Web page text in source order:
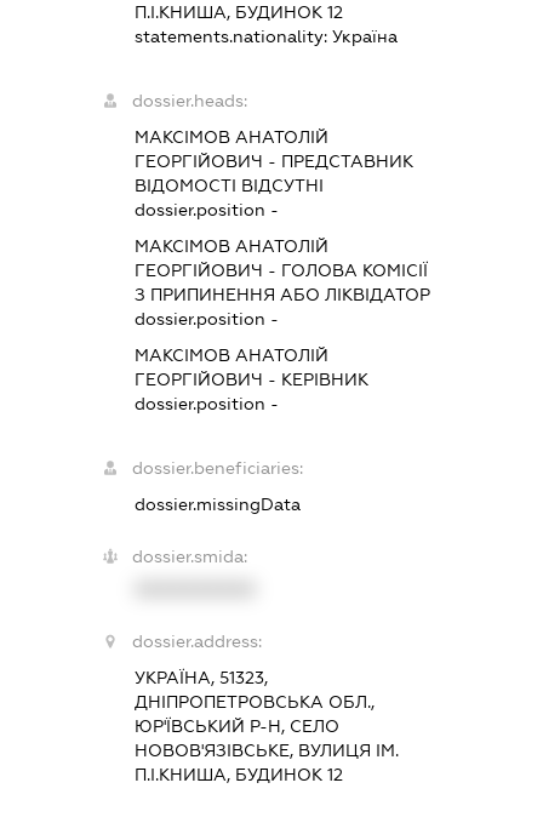
П.І.КНИША, БУДИНОК 12
statements.nationality: Україна
dossier.heads:
МАКСІМОВ АНАТОЛІЙ
ГЕОРГІЙОВИЧ - ПРЕДСТАВНИК
ВІДОМОСТІ ВІДСУТНІ
dossier.position -
МАКСІМОВ АНАТОЛІЙ
ГЕОРГІЙОВИЧ - ГОЛОВА КОМІСІЇ
З ПРИПИНЕННЯ АБО ЛІКВІДАТОР
dossier.position -
МАКСІМОВ АНАТОЛІЙ
ГЕОРГІЙОВИЧ - КЕРІВНИК
dossier.position -
dossier.beneficiaries:
dossier.missingData
dossier.smida:
dossier.address:
УКРАЇНА, 51323,
ДНІПРОПЕТРОВСЬКА ОБЛ.,
ЮР'ЇВСЬКИЙ Р-Н, СЕЛО
НОВОВ'ЯЗІВСЬКЕ, ВУЛИЦЯ ІМ.
П.І.КНИША, БУДИНОК 12